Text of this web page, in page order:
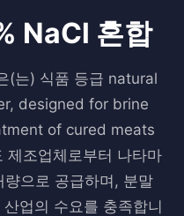
NaCl 혼합
(는) 식품 등급 natural
designed for brine
of cured meats
조업체로부터 나타마
으로 공급하며, 분말
업의 수요를 충족합니